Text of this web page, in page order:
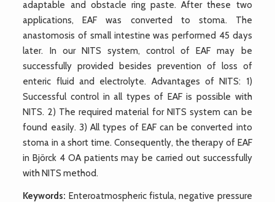
adaptable and obstacle ring paste. After these two
applications, EAF was converted to stoma. The
anastomosis of small intestine was performed 45 days
later. In our NITS system, control of EAF may be
successfully provided besides prevention of loss of
enteric fluid and electrolyte. Advantages of NITS: 1)
Successful control in all types of EAF is possible with
NITS. 2) The required material for NITS system can be
found easily. 3) All types of EAF can be converted into
stoma in a short time. Consequently, the therapy of EAF
in Björck 4 OA patients may be carried out successfully
with NITS method.
Keywords: Enteroatmospheric fistula, negative pressure